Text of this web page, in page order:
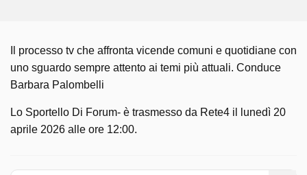
Il processo tv che affronta vicende comuni e quotidiane con
uno sguardo sempre attento ai temi più attuali. Conduce
Barbara Palombelli
Lo Sportello Di Forum- è trasmesso da Rete4 il lunedì 20
aprile 2026 alle ore 12:00.